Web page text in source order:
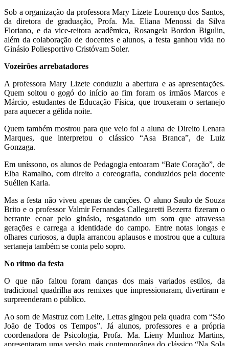
Sob a organização da professora Mary Lizete Lourenço dos Santos,
da diretora de graduação, Profa. Ma. Eliana Menossi da Silva
Floriano, e da vice-reitora acadêmica, Rosangela Bordon Bigulin,
além da colaboração de docentes e alunos, a festa ganhou vida no
Ginásio Poliesportivo Cristóvam Soler.
Vozeirões arrebatadores
A professora Mary Lizete conduziu a abertura e as apresentações.
Quem soltou o gogó do início ao fim foram os irmãos Marcos e
Márcio, estudantes de Educação Física, que trouxeram o sertanejo
para aquecer a gélida noite.
Quem também mostrou para que veio foi a aluna de Direito Lenara
Marques, que interpretou o clássico “Asa Branca”, de Luiz
Gonzaga.
Em uníssono, os alunos de Pedagogia entoaram “Bate Coração”, de
Elba Ramalho, com direito a coreografia, conduzidos pela docente
Suéllen Karla.
Mas a festa não viveu apenas de canções. O aluno Saulo de Souza
Brito e o professor Valmir Fernandes Callegaretti Bezerra fizeram o
berrante ecoar pelo ginásio, resgatando um som que atravessa
gerações e carrega a identidade do campo. Entre notas longas e
olhares curiosos, a dupla arrancou aplausos e mostrou que a cultura
sertaneja também se conta pelo sopro.
No ritmo da festa
O que não faltou foram danças dos mais variados estilos, da
tradicional quadrilha aos remixes que impressionaram, divertiram e
surpreenderam o público.
Ao som de Mastruz com Leite, Letras gingou pela quadra com “São
João de Todos os Tempos”. Já alunos, professores e a própria
coordenadora de Psicologia, Profa. Ma. Lieny Munhoz Martins,